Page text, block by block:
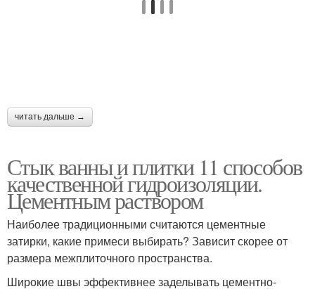
читать дальше →
Стык ванны и плитки 11 способов
качественной гидроизоляции.
Цементным раствором
Наиболее традиционными считаются цементные
затирки, какие примеси выбирать? Зависит скорее от
размера межплиточного пространства.
Широкие швы эффективнее заделывать цементно-